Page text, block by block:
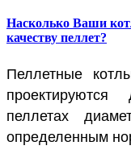
Насколько Ваши
качеству пеллет?
Пеллетные
пеллетах
определенным